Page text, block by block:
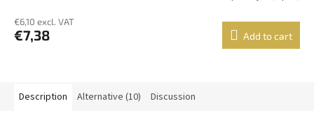
€6,10 excl. VAT
€7,38 Add to cart
Description Alternative (10) Discussion